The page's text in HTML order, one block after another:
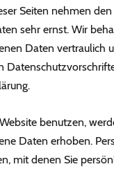
Seiten nehmen
sehr ernst. Wir
Daten vertraulich
benutzen,
Daten erhoben.
mit denen Sie